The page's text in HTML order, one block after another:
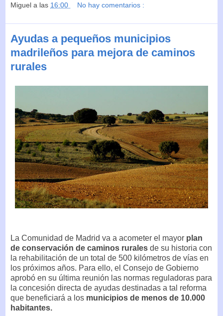
Miguel a las 16:00 No hay comentarios :
Ayudas a pequeños municipios
madrileños para mejora de caminos
rurales
La Comunidad de Madrid va a acometer el mayor plan
de conservación de caminos rurales de su historia con
la rehabilitación de un total de 500 kilómetros de vías en
los próximos años. Para ello, el Consejo de Gobierno
aprobó en su última reunión las normas reguladoras para
la concesión directa de ayudas destinadas a tal reforma
que beneficiará a los municipios de menos de 10.000
habitantes.